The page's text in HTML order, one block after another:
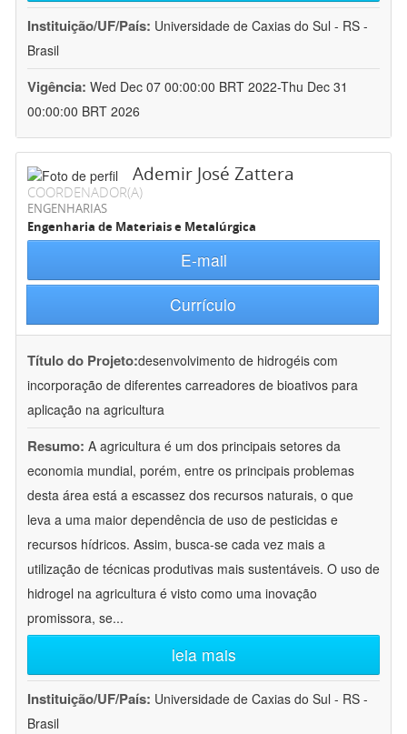
Instituição/UF/País: Universidade de Caxias do Sul - RS -
Brasil
Vigência: Wed Dec 07 00:00:00 BRT 2022-Thu Dec 31
00:00:00 BRT 2026
Ademir José Zattera
COORDENADOR(A)
ENGENHARIAS
Engenharia de Materiais e Metalúrgica
E-mail
Currículo
Título do Projeto:desenvolvimento de hidrogéis com
incorporação de diferentes carreadores de bioativos para
aplicação na agricultura
Resumo: A agricultura é um dos principais setores da
economia mundial, porém, entre os principais problemas
desta área está a escassez dos recursos naturais, o que
leva a uma maior dependência de uso de pesticidas e
recursos hídricos. Assim, busca-se cada vez mais a
utilização de técnicas produtivas mais sustentáveis. O uso de
hidrogel na agricultura é visto como uma inovação
promissora, se...
leia mais
Instituição/UF/País: Universidade de Caxias do Sul - RS -
Brasil